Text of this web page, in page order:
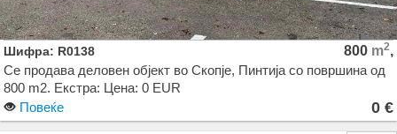
Шифра: R0138 800 m2,
Се продава деловен објект во Скопје, Пинтија со површина од
800 m2. Екстра: Цена: 0 EUR
Повеќе
0 €